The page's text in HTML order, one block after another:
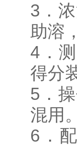
3．
助溶
4．
得分
5．
混用
6．